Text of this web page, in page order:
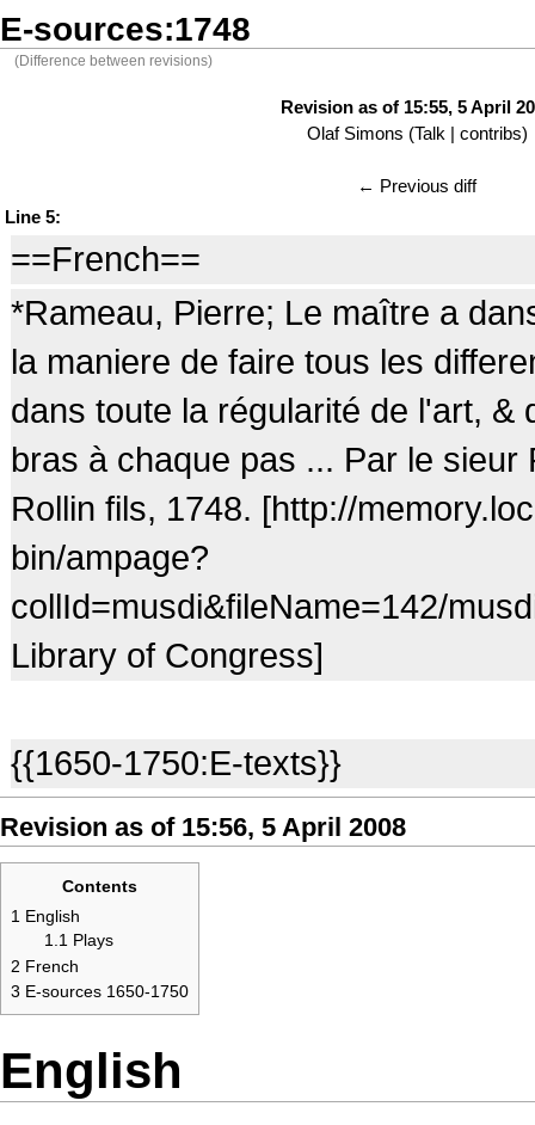
E-sources:1748
(Difference between revisions)
Revision as of 15:55, 5 April
Olaf Simons (Talk| contribs)
← Previous diff
Line 5:
==French==
*Rameau, Pierre; Le maître a
la maniere de faire tous les
dans toute la régularité de l'art, &
bras à chaque pas ... Par le sieur
Rollin fils, 1748. [http://
bin/ampage?
collId=musdi&fileName=142/
Library of Congress]
{{1650-1750:E-texts}}
Revision as of 15:56, 5 April 2008
Contents
1 English
1.1 Plays
2 French
3 E-sources 1650-1750
English